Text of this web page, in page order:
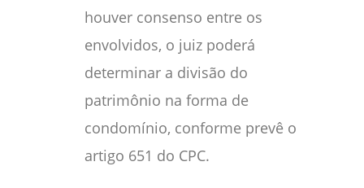
houver consenso entre os
envolvidos, o juiz poderá
determinar a divisão do
patrimônio na forma de
condomínio, conforme prevê o
artigo 651 do CPC.